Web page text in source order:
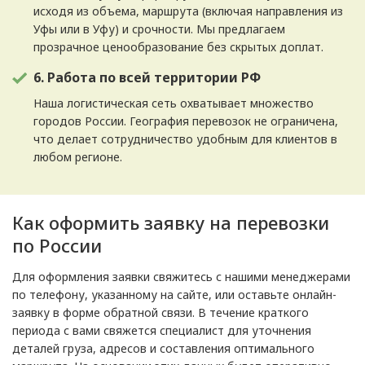
исходя из объема, маршрута (включая направления из
Уфы или в Уфу) и срочности. Мы предлагаем
прозрачное ценообразование без скрытых доплат.
6. Работа по всей территории РФ
Наша логистическая сеть охватывает множество
городов России. География перевозок не ограничена,
что делает сотрудничество удобным для клиентов в
любом регионе.
Как оформить заявку на перевозки
по России
Для оформления заявки свяжитесь с нашими менеджерами
по телефону, указанному на сайте, или оставьте онлайн-
заявку в форме обратной связи. В течение краткого
периода с вами свяжется специалист для уточнения
деталей груза, адресов и составления оптимального